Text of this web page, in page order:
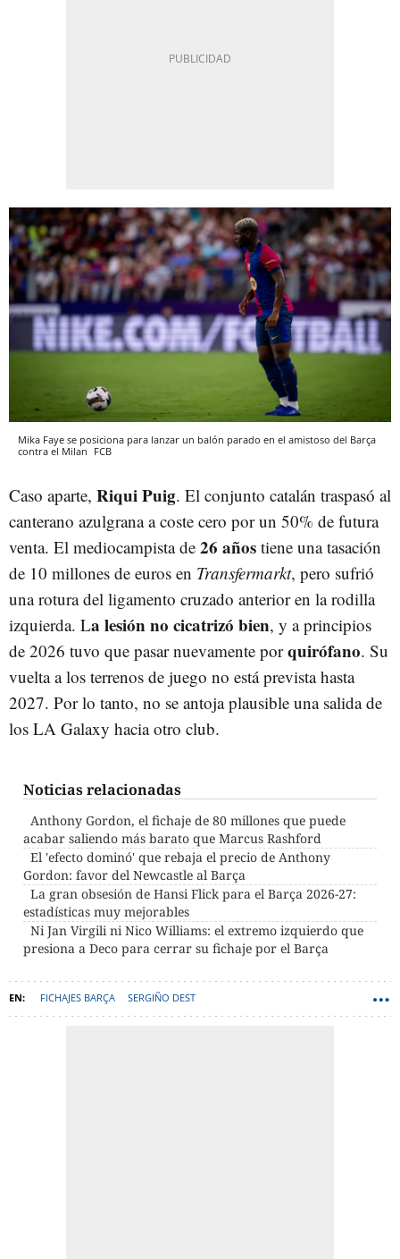
Mika Faye se posiciona para lanzar un balón parado en el amistoso del Barça
contra el Milan FCB
Caso aparte, Riqui Puig. El conjunto catalán traspasó al
canterano azulgrana a coste cero por un 50% de futura
venta. El mediocampista de 26 años tiene una tasación
de 10 millones de euros en Transfermarkt, pero sufrió
una rotura del ligamento cruzado anterior en la rodilla
izquierda. La lesión no cicatrizó bien, y a principios
de 2026 tuvo que pasar nuevamente porquirófano. Su
vuelta a los terrenos de juego no está prevista hasta
2027. Por lo tanto, no se antoja plausible una salida de
los LA Galaxy hacia otro club.
Noticias relacionadas
Anthony Gordon, el fichaje de 80 millones que puede
acabar saliendo más barato que Marcus Rashford
El 'efecto dominó' que rebaja el precio de Anthony
Gordon: favor del Newcastle al Barça
La gran obsesión de Hansi Flick para el Barça 2026-27:
estadísticas muy mejorables
Ni Jan Virgili ni Nico Williams: el extremo izquierdo que
presiona a Deco para cerrar su fichaje por el Barça
FICHAJES BARÇA SERGIÑO DEST